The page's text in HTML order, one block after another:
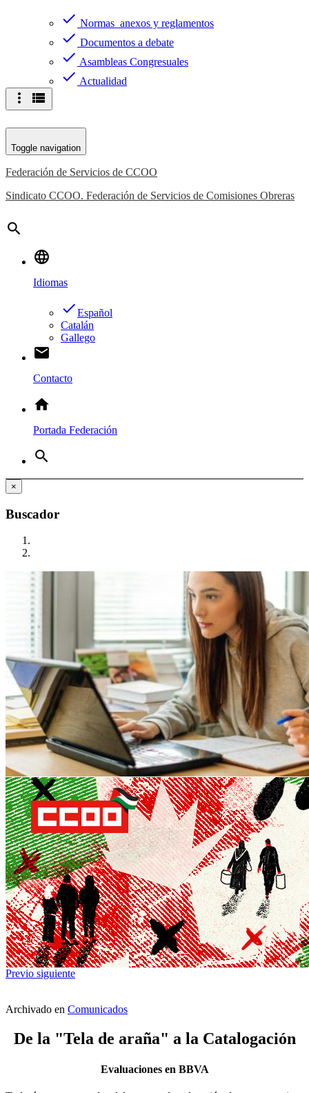
check Normas anexos y reglamentos
check Documentos a debate
check Asambleas Congresuales
check Actualidad
more_vert view_list
Toggle navigation
Federación de Servicios de CCOO
Sindicato CCOO. Federación de Servicios de Comisiones Obreras
search
language
Idiomas
doneEspañol
Catalán
Gallego
email
Contacto
home
Portada Federación
search
×
Buscador
Previo siguiente
Archivado en Comunicados
De la "Tela de araña" a la Catalogación
Evaluaciones en BBVA